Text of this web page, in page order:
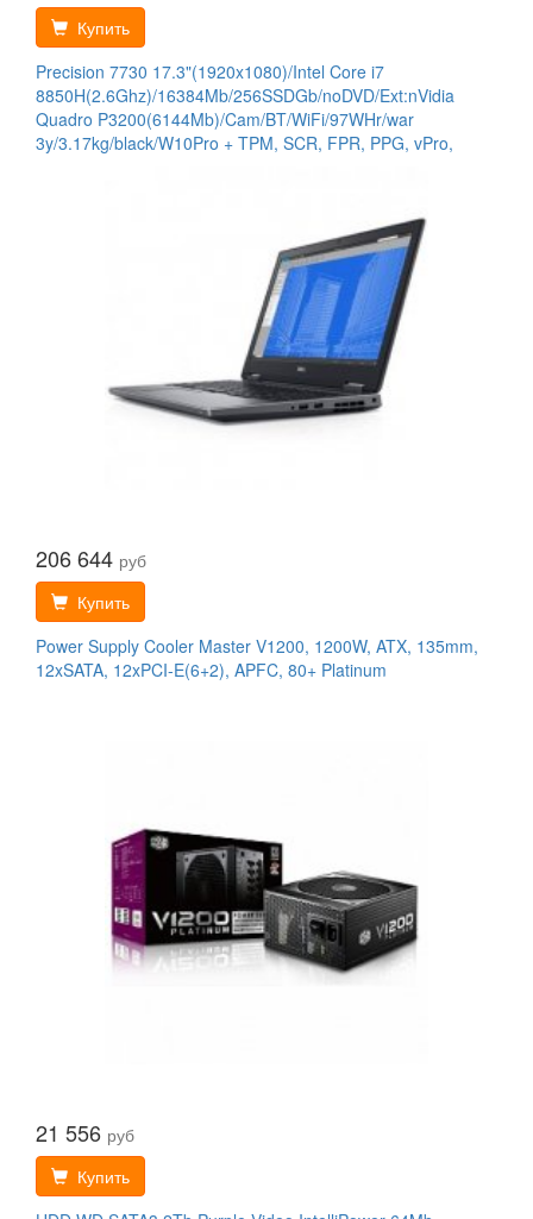
Купить
Precision 7730 17.3"(1920x1080)/Intel Core i7
8850H(2.6Ghz)/16384Mb/256SSDGb/noDVD/Ext:nVidia
Quadro P3200(6144Mb)/Cam/BT/WiFi/97WHr/war
3y/3.17kg/black/W10Pro + TPM, SCR, FPR, PPG, vPro,
206 644 руб
Купить
Power Supply Cooler Master V1200, 1200W, ATX, 135mm,
12xSATA, 12xPCI-E(6+2), APFC, 80+ Platinum
21 556 руб
Купить